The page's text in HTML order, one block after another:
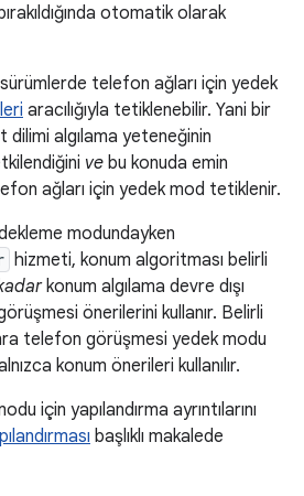
otomatik olarak
telefon ağları için yedek
aracılığıyla tetiklenebilir. Yani bir
dilimi algılama yeteneğinin
ve bu konuda emin
ağları için yedek mod tetiklenir.
modundayken
hizmeti, konum algoritması belirli
konum algılama devre dışı
önerilerini kullanır. Belirli
telefon görüşmesi yedek modu
konum önerileri kullanılır.
için yapılandırma ayrıntılarını
başlıklı makalede